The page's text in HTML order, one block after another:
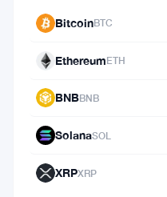
dessous
000
suite
BitcoinBTC
EthereumETH
BNBBNB
SolanaSOL
XRPXRP